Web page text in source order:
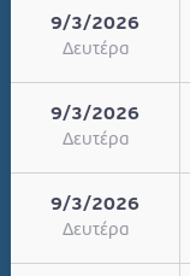
9/3/2026
Δευτέρα
9/3/2026
Δευτέρα
9/3/2026
Δευτέρα